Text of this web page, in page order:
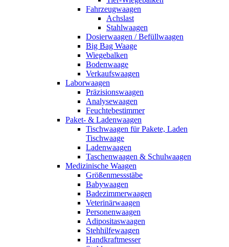
Fahrzeugwaagen
Achslast
Stahlwaagen
Dosierwaagen / Befüllwaagen
Big Bag Waage
Wiegebalken
Bodenwaage
Verkaufswaagen
Laborwaagen
Präzisionswaagen
Analysewaagen
Feuchtebestimmer
Paket- & Ladenwaagen
Tischwaagen für Pakete, Laden
Tischwaage
Ladenwaagen
Taschenwaagen & Schulwaagen
Medizinische Waagen
Größenmessstäbe
Babywaagen
Badezimmerwaagen
Veterinärwaagen
Personenwaagen
Adipositaswaagen
Stehhilfewaagen
Handkraftmesser